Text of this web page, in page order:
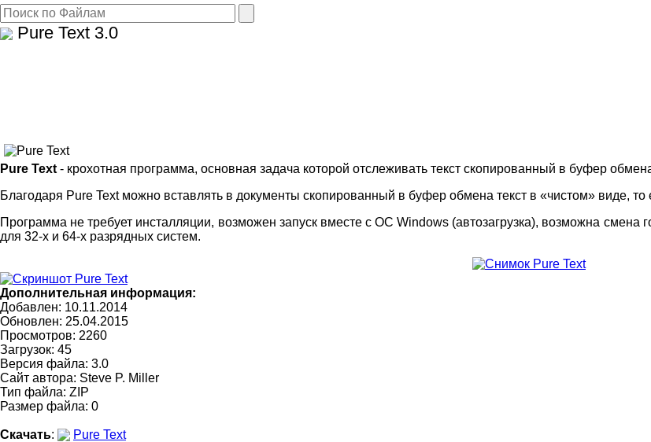
Pure Text 3.0
Pure Text - крохотная программа, основная задача которой отслеживать текст скопированный в буфер
Благодаря Pure Text можно вставлять в документы скопированный в буфер обмена текст в «чистом» виде,
Программа не требует инсталляции, возможен запуск вместе с ОС Windows (автозагрузка), возможна смена
для 32-х и 64-х разрядных систем.
Дополнительная информация:
Добавлен: 10.11.2014
Обновлен: 25.04.2015
Просмотров: 2260
Загрузок: 45
Версия файла: 3.0
Сайт автора: Steve P. Miller
Тип файла: ZIP
Размер файла: 0
Скачать: Pure Text